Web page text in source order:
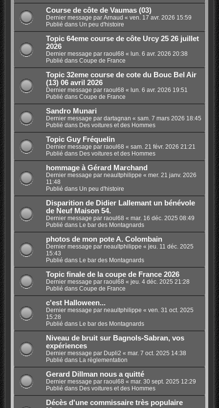
Course de côte de Vaumas (03)
Dernier message par Arnaud « ven. 17 avr. 2026 15:59
Publié dans Un peu d'histoire
Topic 64eme course de côte Urcy 25 26 juillet
2026
Dernier message par raoul68 « lun. 6 avr. 2026 20:38
Publié dans Coupe de France
Topic 32eme course de cote du Bouc Bel Air
(13) 06 avril 2026
Dernier message par raoul68 « lun. 6 avr. 2026 19:51
Publié dans Coupe de France
Sandro Munari
Dernier message par dartagnan « sam. 7 mars 2026 18:45
Publié dans Des voitures et des Hommes
Topic Guy Fréquelin
Dernier message par raoul68 « sam. 21 févr. 2026 21:21
Publié dans Des voitures et des Hommes
hommage à Gérard Marchand
Dernier message par neaultphilippe « mer. 21 janv. 2026
11:48
Publié dans Un peu d'histoire
Disparition de Didier Lallemant un bénévole
de Neuf Maison 54.
Dernier message par raoul68 « mar. 16 déc. 2025 08:49
Publié dans Le bar des Montagnards
photos de mon pote A. Colombain
Dernier message par neaultphilippe « jeu. 11 déc. 2025
15:43
Publié dans Le bar des Montagnards
Topic finale de la coupe de France 2026
Dernier message par raoul68 « jeu. 4 déc. 2025 21:28
Publié dans Coupe de France
c'est Halloween...
Dernier message par neaultphilippe « ven. 31 oct. 2025
15:28
Publié dans Le bar des Montagnards
Niveau de bruit sur Bagnols-Sabran, vos
expériences
Dernier message par Dupli2 « mar. 7 oct. 2025 14:38
Publié dans La règlementation
Gerard Dillman nous a quitté
Dernier message par raoul68 « mar. 30 sept. 2025 12:29
Publié dans Des voitures et des Hommes
Décès d'une commissaire très populaire